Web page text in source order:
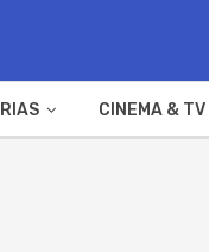
CINEMA & TV